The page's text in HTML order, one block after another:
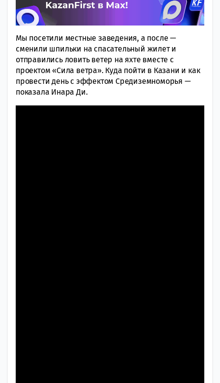
Мы посетили местные заведения, а после —
сменили шпильки на спасательный жилет и
отправились ловить ветер на яхте вместе с
проектом «Сила ветра». Куда пойти в Казани и как
провести день с эффектом Средиземноморья —
показала Инара Ди.